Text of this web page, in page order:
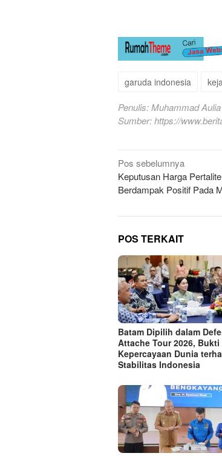
garuda indonesia
Penulis: Muhammad Aulia
Sumber:https://
Navigasi
pos
Pos sebelumnya
Keputusan Harga
Berdampak Positif Pada
POS TERKAIT
Batam Dipilih dalam
Attache Tour 2026, Bukti
Kepercayaan Dunia
Stabilitas Indonesia